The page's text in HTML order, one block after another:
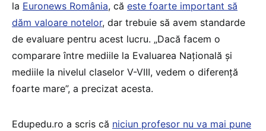
la Euronews România, că este foarte important să
dăm valoare notelor, dar trebuie să avem standarde
de evaluare pentru acest lucru. „Dacă facem o
comparare între mediile la Evaluarea Națională și
mediile la nivelul claselor V-VIII, vedem o diferență
foarte mare”, a precizat acesta.
Edupedu.ro a scris că niciun profesor nu va mai pune